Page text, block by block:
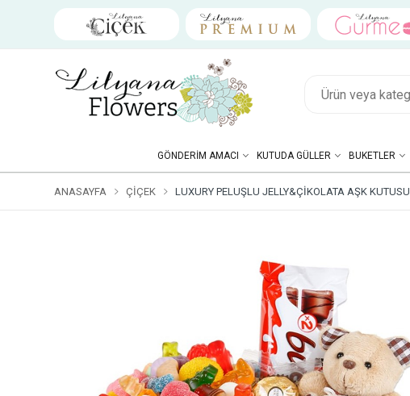
GÖNDERIM AMACI KUTUDA GÜLLER BUKETLER
ANASAYFA ÇIÇEK LUXURY PELUŞLU JELLY&ÇIKOLATA AŞK KUTUSU